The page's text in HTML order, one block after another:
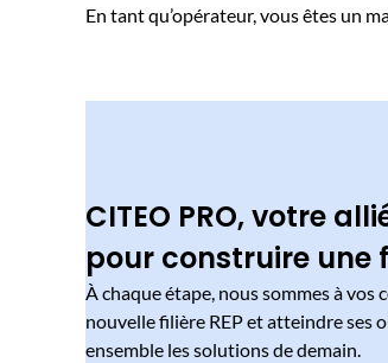
En tant qu’opérateur, vous êtes un
CITEO PRO, votre
pour construire une
À chaque étape, nous sommes à
nouvelle filière REP et atteindre ses
ensemble les solutions de demain.​